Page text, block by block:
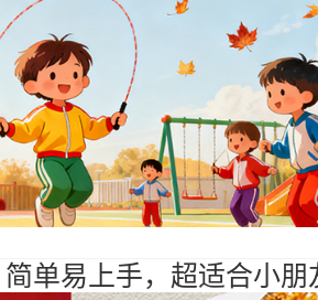
单易上手，超适合小朋